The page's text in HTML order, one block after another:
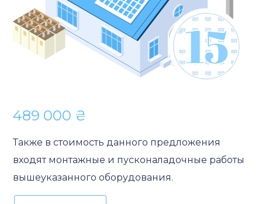
489 000 ₴
Также в стоимость данного предложения
входят монтажные и пусконаладочные работы
вышеуказанного оборудования.